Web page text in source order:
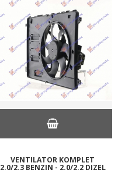
VENTILATOR KOMPLET
2.0/2.3 BENZIN - 2.0/2.2 DIZEL